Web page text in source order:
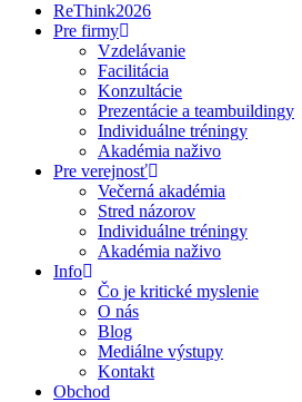
ReThink2026
Pre firmy
Vzdelávanie
Facilitácia
Konzultácie
Prezentácie a teambuildingy
Individuálne tréningy
Akadémia naživo
Pre verejnosť
Večerná akadémia
Stred názorov
Individuálne tréningy
Akadémia naživo
Info
Čo je kritické myslenie
O nás
Blog
Mediálne výstupy
Kontakt
Obchod